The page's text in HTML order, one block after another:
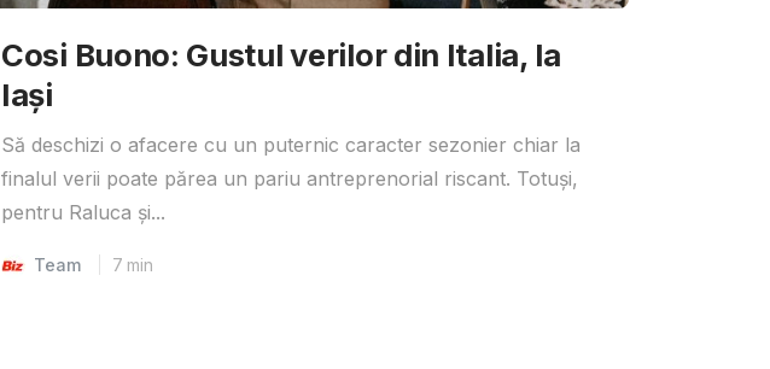
Cosi Buono: Gustul verilor din Italia, la
Iași
Să deschizi o afacere cu un puternic caracter sezonier chiar la
finalul verii poate părea un pariu antreprenorial riscant. Totuși,
pentru Raluca și...
Team 7 min